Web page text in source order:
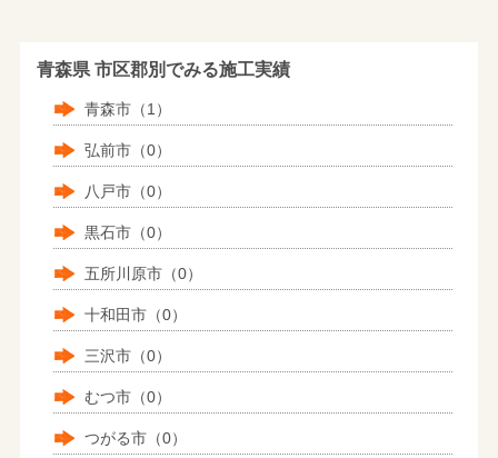
青森県 市区郡別でみる施工実績
青森市（1）
弘前市（0）
八戸市（0）
黒石市（0）
五所川原市（0）
十和田市（0）
三沢市（0）
むつ市（0）
つがる市（0）